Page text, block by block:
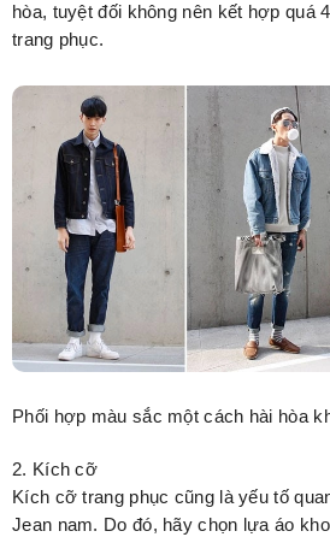
hòa, tuyệt đối không nên kết hợp quá
trang phục.
Phối hợp màu sắc một cách hài hòa
2. Kích cỡ
Kích cỡ trang phục cũng là yếu tố
Jean nam. Do đó, hãy chọn lựa áo